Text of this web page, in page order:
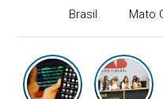
Brasil Mato